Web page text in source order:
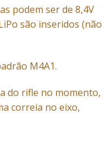
podem ser de 8,4V
são inseridos (não
M4A1.
do rifle no momento,
correia no eixo,